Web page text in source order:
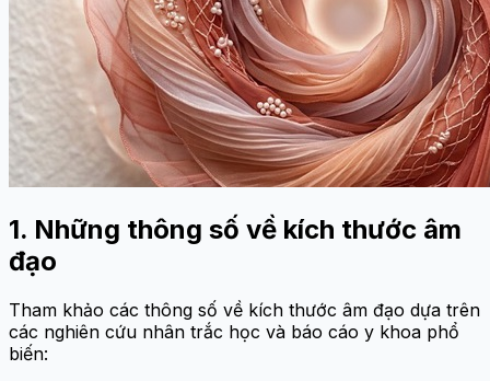
1. Những thông số về kích thước âm
đạo
Tham khảo các thông số về kích thước âm đạo dựa trên
các nghiên cứu nhân trắc học và báo cáo y khoa phổ
biến: